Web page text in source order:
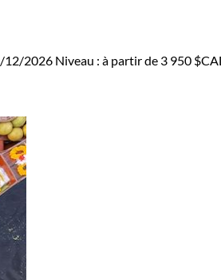
12/2026 Niveau : à partir de 3 950